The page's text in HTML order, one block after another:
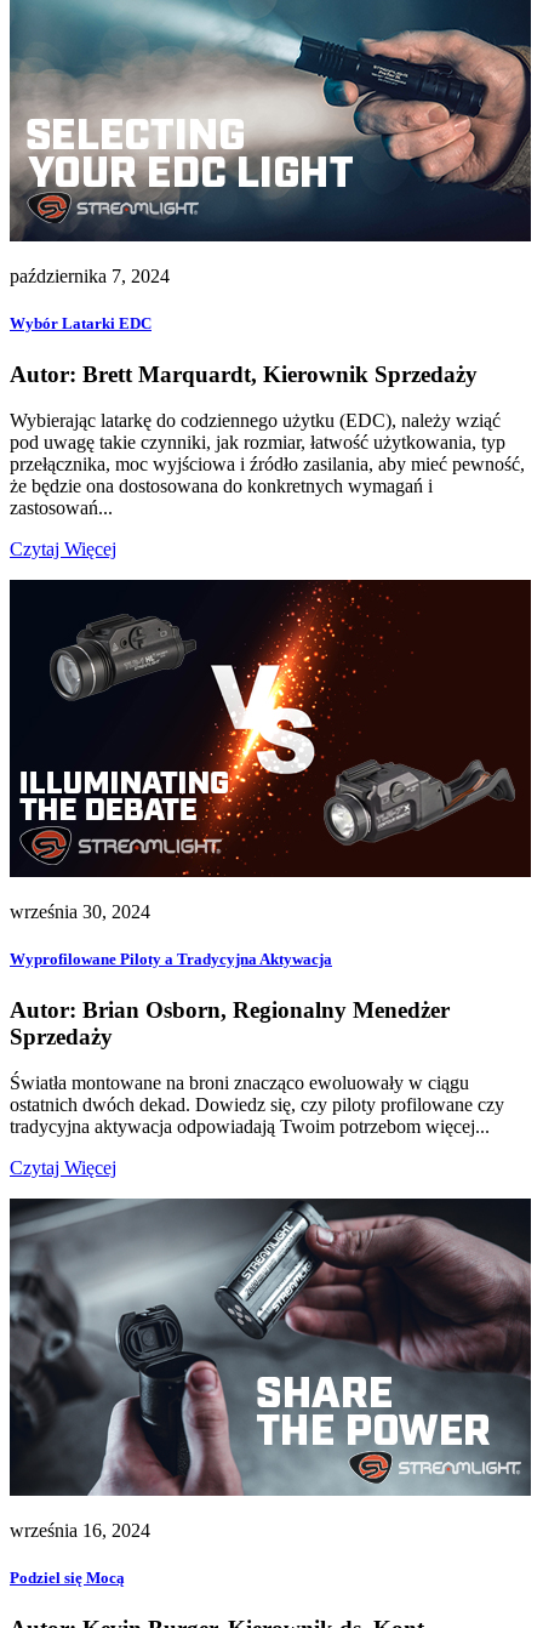
października 7, 2024
Wybór Latarki EDC
Autor: Brett Marquardt, Kierownik Sprzedaży
Wybierając latarkę do codziennego użytku (EDC), należy wziąć
pod uwagę takie czynniki, jak rozmiar, łatwość użytkowania, typ
przełącznika, moc wyjściowa i źródło zasilania, aby mieć pewność,
że będzie ona dostosowana do konkretnych wymagań i
zastosowań...
Czytaj Więcej
września 30, 2024
Wyprofilowane Piloty a Tradycyjna Aktywacja
Autor: Brian Osborn, Regionalny Menedżer
Sprzedaży
Światła montowane na broni znacząco ewoluowały w ciągu
ostatnich dwóch dekad. Dowiedz się, czy piloty profilowane czy
tradycyjna aktywacja odpowiadają Twoim potrzebom więcej...
Czytaj Więcej
września 16, 2024
Podziel się Mocą